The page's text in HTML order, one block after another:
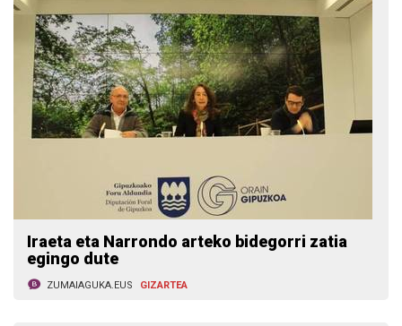
Iraeta eta Narrondo arteko bidegorri zatia
egingo dute
ZUMAIAGUKA.EUS GIZARTEA